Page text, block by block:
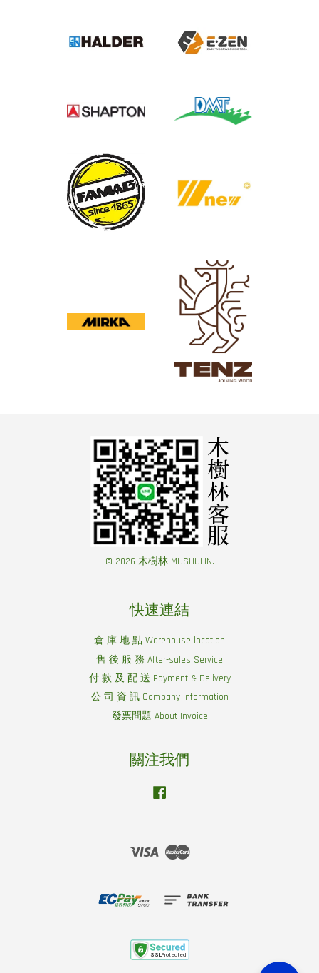
© 2026 木樹林 MUSHULIN.
快速連結
倉 庫 地 點 Warehouse location
售 後 服 務 After-sales Service
付 款 及 配 送 Payment & Delivery
公 司 資 訊 Company information
發票問題 About Invoice
關注我們
Visa Master